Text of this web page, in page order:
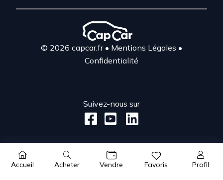
Accueil Acheter Vendre Favoris Profil
© 2026 capcar.fr• Mentions Légales •
Confidentialité
Suivez-nous sur